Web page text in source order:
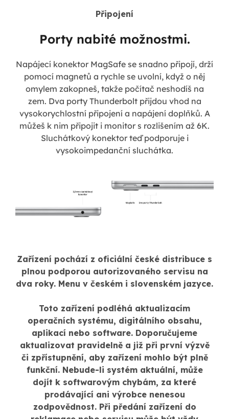
Připojení
Porty nabité možnostmi.
Napájecí konektor MagSafe se snadno připojí, drží
pomocí magnetů a rychle se uvolní, když o něj
omylem zakopneš, takže počítač neshodíš na
zem. Dva porty Thunderbolt přijdou vhod na
vysokorychlostní připojení a napájení doplňků. A
můžeš k nim připojit i monitor s rozlišením až 6K.
Sluchátkový konektor teď podporuje i
vysokoimpedanční sluchátka.
Zařízení pochází z oficiální české distribuce s
plnou podporou autorizovaného servisu na
dva roky. Menu v českém i slovenském jazyce.
Toto zařízení podléhá aktualizacím
operačních systému, digitálního obsahu,
aplikací nebo software. Doporučujeme
aktualizovat pravidelně a již při první výzvě
či zpřístupnění, aby zařízení mohlo být plně
funkční. Nebude-li systém aktuální, může
dojít k softwarovým chybám, za které
prodávající ani výrobce nenesou
zodpovědnost. Při předání zařízení do